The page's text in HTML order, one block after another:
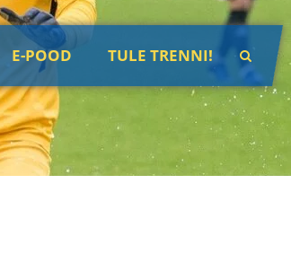
E-POOD TULE TRENNI!